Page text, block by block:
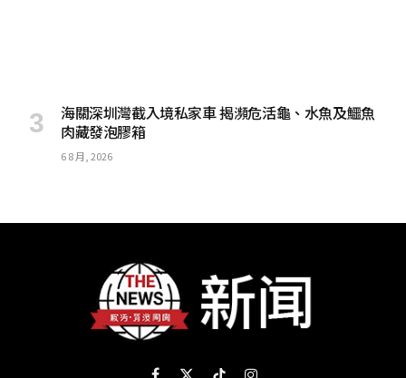
海關深圳灣截入境私家車 揭瀕危活龜、水魚及鱷魚
肉藏發泡膠箱
6 8 月, 2026